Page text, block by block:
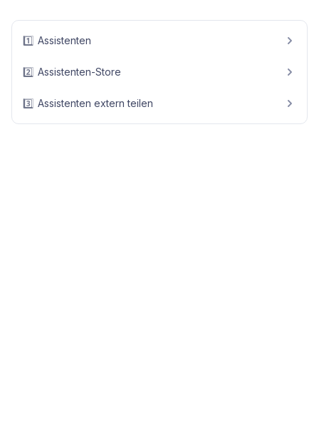
1️⃣ Assistenten
2️⃣ Assistenten-Store
3️⃣ Assistenten extern teilen